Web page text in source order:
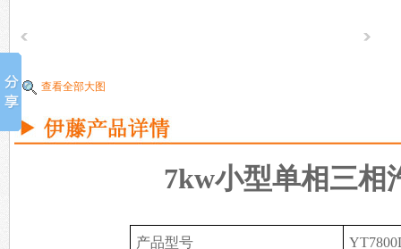
查看全部大图
7kw小型单相三相
产品型号